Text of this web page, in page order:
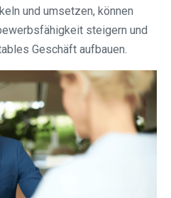
und umsetzen, können
steigern und
Geschäft aufbauen.